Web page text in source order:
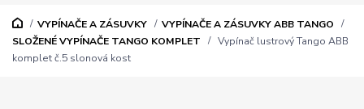
VYPÍNAČE A ZÁSUVKY
VYPÍNAČE A ZÁSUVKY ABB TANGO
SLOŽENÉ VYPÍNAČE TANGO KOMPLET
Vypínač lustrový Tango ABB
komplet č.5 slonová kost